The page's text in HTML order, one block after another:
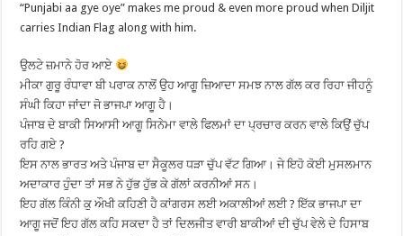
“Punjabi aa gye oye” makes me proud & even more proud when Diljit
carries Indian Flag along with him.
ਉਲਟੇ ਜ਼ਮਾਨੇ ਹੋਰ ਆਏ
ਮੀਕਾ ਗੁਰੂ ਰੰਧਾਵਾ ਬੀ ਪਰਾਕ ਨਾਲੋਂ ਉਹ ਆਗੂ ਜ਼ਿਆਦਾ ਸਮਝ ਨਾਲ ਗੱਲ ਕਰ ਰਿਹਾ ਜੀਹਨੂੰ
ਸੰਘੀ ਕਿਹਾ ਜਾਂਦਾ ਜੋ ਭਾਜਪਾ ਆਗੂ ਹੈ।
ਪੰਜਾਬ ਦੇ ਬਾਕੀ ਸਿਆਸੀ ਆਗੂ ਸਿਨੇਮਾ ਵਾਲੇ ਫਿਲਮਾਂ ਦਾ ਪ੍ਰਚਾਰ ਕਰਨ ਵਾਲੇ ਕਿਉਂ ਚੁੱਪ
ਰਹਿ ਗਏ ?
ਇਸ ਨਾਲ ਭਾਰਤ ਅਤੇ ਪੰਜਾਬ ਦਾ ਸੈਕੂਲਰ ਧੜਾ ਚੁੱਪ ਵੱਟ ਗਿਆ। ਜੇ ਇਹੋ ਕੋਈ ਮੁਸਲਮਾਨ
ਅਦਾਕਾਰ ਹੁੰਦਾ ਤਾਂ ਸਭ ਨੇ ਹੁੱਭ ਹੁੱਭ ਕੇ ਗੱਲਾਂ ਕਰਨੀਆਂ ਸਨ।
ਇਹ ਗੱਲ ਕਿੰਨੀ ਕੁ ਔਖੀ ਕਹਿਣੀ ਹੈ ਕਾਂਗਰਸ ਲਈ ਅਕਾਲੀਆਂ ਲਈ ? ਇੱਕ ਭਾਜਪਾ ਦਾ
ਆਗੂ ਜਦੋਂ ਇਹ ਗੱਲ ਕਹਿ ਸਕਦਾ ਹੈ ਤਾਂ ਦਿਲਜੀਤ ਵਾਰੀ ਬਾਕੀਆਂ ਦੀ ਚੁੱਪ ਵੇਲੇ ਦੇ ਹਿਸਾਬ